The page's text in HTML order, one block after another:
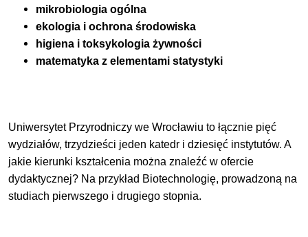
mikrobiologia ogólna
ekologia i ochrona środowiska
higiena i toksykologia żywności
matematyka z elementami statystyki
Uniwersytet Przyrodniczy we Wrocławiu to łącznie pięć
wydziałów, trzydzieści jeden katedr i dziesięć instytutów. A
jakie kierunki kształcenia można znaleźć w ofercie
dydaktycznej? Na przykład Biotechnologię, prowadzoną na
studiach pierwszego i drugiego stopnia.